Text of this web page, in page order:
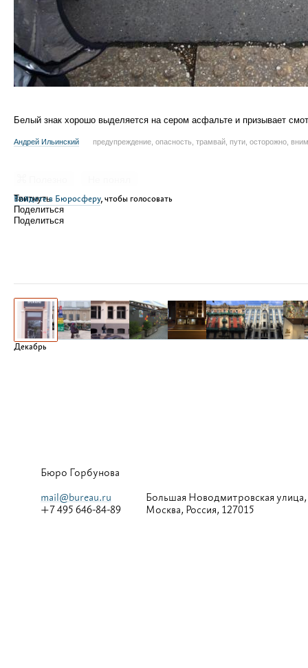
Белый знак хорошо выделяется на сером асфальте и призывает
Андрей Ильинский предупреждение, опасность, трамвай, пути, осторожно,
Войдите в Бюросферу, чтобы голосовать
Твитнуть
Поделиться
Поделиться
Декабрь
Бюро Горбунова
mail@bureau.ru
+7 495 646-84-89
Большая Новодмитровская улица,
Москва, Россия, 127015